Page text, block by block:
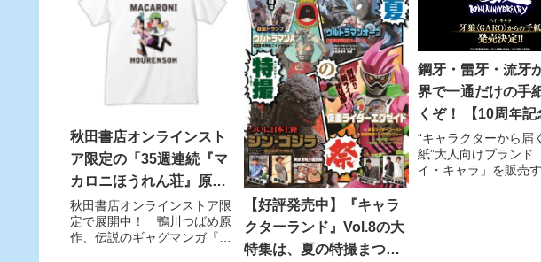
さらにパソコンのキーボード
を叩くとそのキ
秋田書店オンラインスト
ア限定の「35週連続『マ
カロニほうれん荘』原画
＆扉絵Tシャツ企画」より
第29弾を紹介！
秋田書店オンラインストア限
定で展開中！ 鴨川つばめ原
作、伝説のギャグマンガ『マ
【好評発売中】『キャラ
クターランド』Vol.8の大
特集は、夏の特撮まつ
鋼牙・雷牙・流牙
界で一通だけの手
くぞ！ 【10周年記
画】3,000通限定「
GARO＞からの手
売決定！
“キャラクターから届
紙”大人向けブランド
イ・キャラ」を販売す